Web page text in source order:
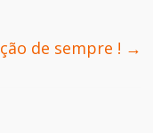
de sempre ! →